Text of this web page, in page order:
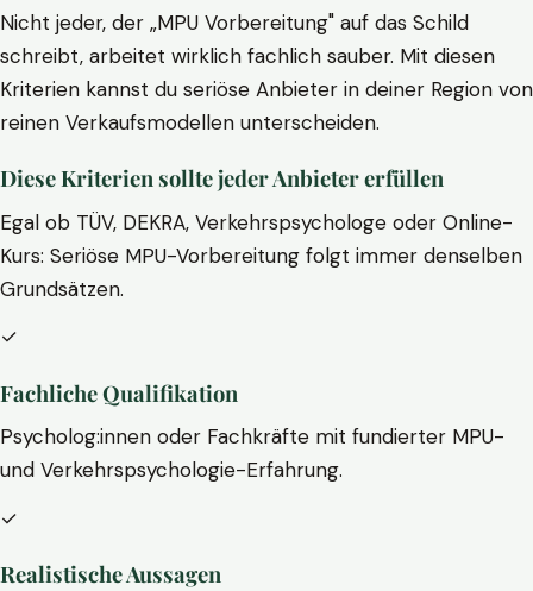
Nicht jeder, der „MPU Vorbereitung" auf das Schild
schreibt, arbeitet wirklich fachlich sauber. Mit diesen
Kriterien kannst du seriöse Anbieter in deiner Region von
reinen Verkaufsmodellen unterscheiden.
Diese Kriterien sollte jeder Anbieter erfüllen
Egal ob TÜV, DEKRA, Verkehrspsychologe oder Online-
Kurs: Seriöse MPU-Vorbereitung folgt immer denselben
Grundsätzen.
✓
Fachliche Qualifikation
Psycholog:innen oder Fachkräfte mit fundierter MPU-
und Verkehrspsychologie-Erfahrung.
✓
Realistische Aussagen